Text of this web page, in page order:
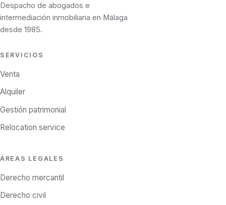
Despacho de abogados e
intermediación inmobiliaria en Málaga
desde 1985.
SERVICIOS
Venta
Alquiler
Gestión patrimonial
Relocation service
ÁREAS LEGALES
Derecho mercantil
Derecho civil